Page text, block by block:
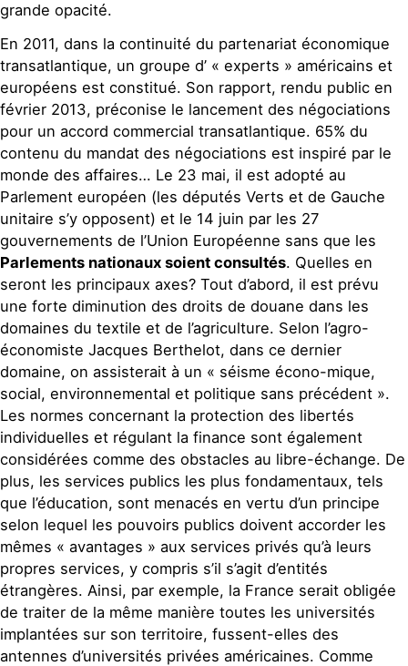
grande opacité.
En 2011, dans la continuité du partenariat économique
transatlantique, un groupe d’ « experts » américains et
européens est constitué. Son rapport, rendu public en
février 2013, préconise le lancement des négociations
pour un accord commercial transatlantique. 65% du
contenu du mandat des négociations est inspiré par le
monde des affaires… Le 23 mai, il est adopté au
Parlement européen (les députés Verts et de Gauche
unitaire s’y opposent) et le 14 juin par les 27
gouvernements de l’Union Européenne sans que les
Parlements nationaux soient consultés. Quelles en
seront les principaux axes? Tout d’abord, il est prévu
une forte diminution des droits de douane dans les
domaines du textile et de l’agriculture. Selon l’agro-
économiste Jacques Berthelot, dans ce dernier
domaine, on assisterait à un « séisme écono-mique,
social, environnemental et politique sans précédent ».
Les normes concernant la protection des libertés
individuelles et régulant la finance sont également
considérées comme des obstacles au libre-échange. De
plus, les services publics les plus fondamentaux, tels
que l’éducation, sont menacés en vertu d’un principe
selon lequel les pouvoirs publics doivent accorder les
mêmes « avantages » aux services privés qu’à leurs
propres services, y compris s’il s’agit d’entités
étrangères. Ainsi, par exemple, la France serait obligée
de traiter de la même manière toutes les universités
implantées sur son territoire, fussent-elles des
antennes d’universités privées américaines. Comme